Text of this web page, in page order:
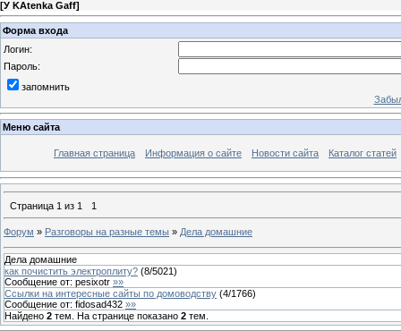
[У KAtenka Gaff]
Форма входа
Логин:
Пароль:
запомнить
Меню сайта
Главная страница Информация о сайте Новости сайта Каталог статей
Страница 1 из 1 1
Форум » Разговоры на разные темы » Дела домашние
Дела домашние
как почистить электроплиту? (8/5021)
Сообщение от: pesixotr »»
Ссылки на интересные сайты по домоводству (4/1766)
Сообщение от: fidosad432 »»
Найдено 2 тем. На странице показано 2 тем.